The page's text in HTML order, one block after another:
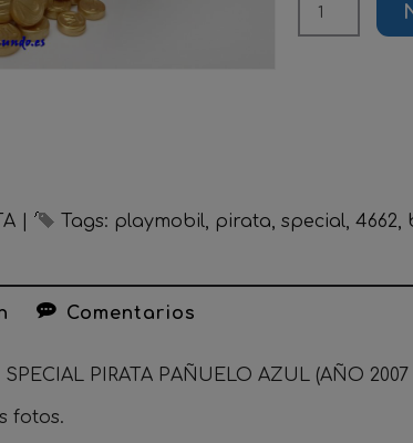
Tags: playmobil pirata special 4662
Comentarios
PIRATA PAÑUELO AZUL (AÑO 2007
fotos.